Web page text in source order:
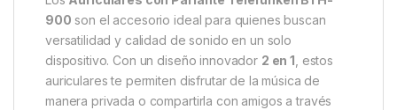
900 son el accesorio ideal para quienes buscan
versatilidad y calidad de sonido en un solo
dispositivo. Con un diseño innovador 2 en 1 , estos
auriculares te permiten disfrutar de la música de
manera privada o compartirla con amigos a través